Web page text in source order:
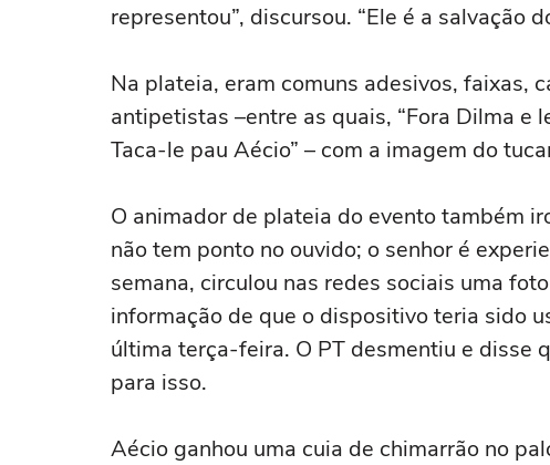
representou”, discursou. “Ele é a salvação
Na plateia, eram comuns adesivos, faixas,
antipetistas –entre as quais, “Fora Dilma e
Taca-le pau Aécio” – com a imagem do
O animador de plateia do evento também
não tem ponto no ouvido; o senhor é
semana, circulou nas redes sociais uma
informação de que o dispositivo teria sido
última terça-feira. O PT desmentiu e disse
para isso.
Aécio ganhou uma cuia de chimarrão no